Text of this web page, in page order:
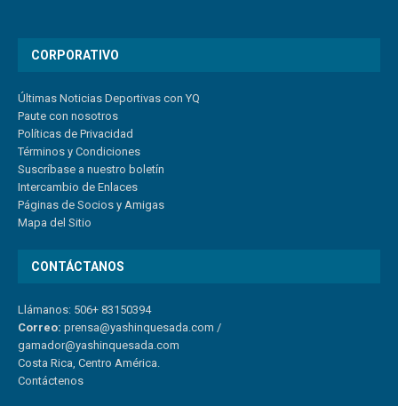
CORPORATIVO
Últimas Noticias Deportivas con YQ
Paute con nosotros
Políticas de Privacidad
Términos y Condiciones
Suscríbase a nuestro boletín
Intercambio de Enlaces
Páginas de Socios y Amigas
Mapa del Sitio
CONTÁCTANOS
Llámanos: 506+ 83150394
Correo: prensa@yashinquesada.com /
gamador@yashinquesada.com
Costa Rica, Centro América.
Contáctenos